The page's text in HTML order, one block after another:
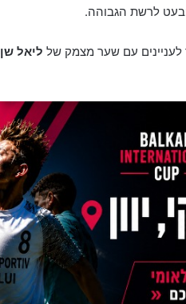
לרשת הגבוהה.
לעניינים עם שער מצמק של ליאל שן